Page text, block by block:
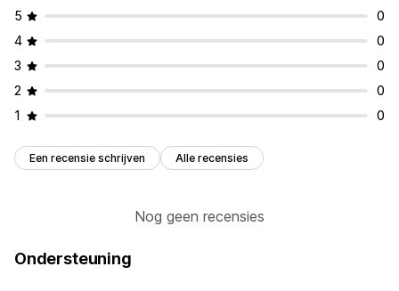
5
0
4
0
3
0
2
0
1
0
Een recensie schrijven Alle recensies
Nog geen recensies
Ondersteuning